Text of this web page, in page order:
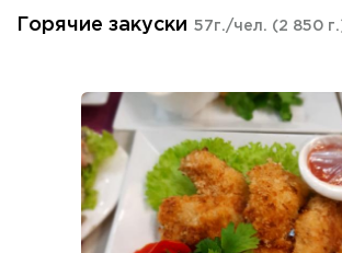
Горячие закуски 57г./чел. (2 850